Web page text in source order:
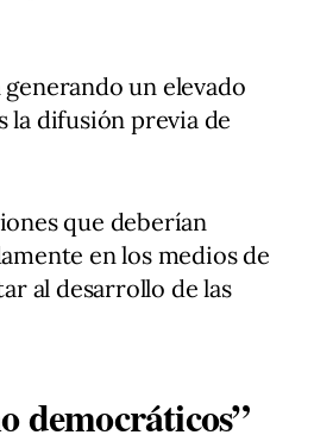
un elevado
la difusión previa de
que deberían
en los medios de
al desarrollo de las
democráticos”